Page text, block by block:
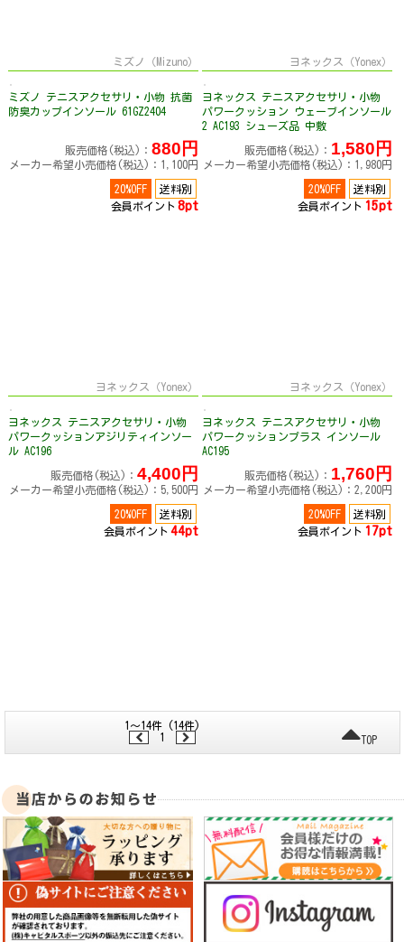
ミズノ（Mizuno）
ミズノ テニスアクセサリ・小物 抗菌
防臭カップインソール 61GZ2404
販売価格(税込)： 880円
メーカー希望小売価格(税込)：1,100円
20%OFF
送料別
会員ポイント 8pt
ヨネックス（Yonex）
ヨネックス テニスアクセサリ・小物
パワークッション ウェーブインソール
2 AC193 シューズ品 中敷
販売価格(税込)： 1,580円
メーカー希望小売価格(税込)：1,980円
20%OFF
送料別
会員ポイント 15pt
ヨネックス（Yonex）
ヨネックス テニスアクセサリ・小物
パワークッションアジリティインソー
ル AC196
販売価格(税込)： 4,400円
メーカー希望小売価格(税込)：5,500円
20%OFF
送料別
会員ポイント 44pt
ヨネックス（Yonex）
ヨネックス テニスアクセサリ・小物
パワークッションプラス インソール
AC195
販売価格(税込)： 1,760円
メーカー希望小売価格(税込)：2,200円
20%OFF
送料別
会員ポイント 17pt
1～14件 (14件)
1
TOP